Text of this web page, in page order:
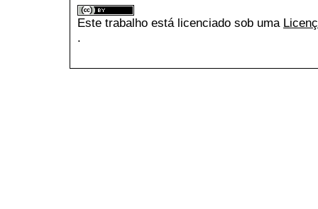
Este trabalho está licenciado sob uma
.